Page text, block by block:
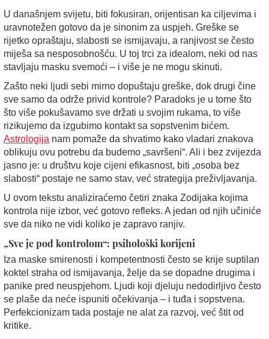
U današnjem svijetu, biti fokusiran, orijentisan ka ciljevima i
uravnotežen gotovo da je sinonim za uspjeh. Greške se
rijetko opraštaju, slabosti se ismijavaju, a ranjivost se često
miješa sa nesposobnošću. U toj trci za idealom, neki od nas
stavljaju masku svemoći – i više je ne mogu skinuti.
Zašto neki ljudi sebi mirno dopuštaju greške, dok drugi čine
sve samo da održe privid kontrole? Paradoks je u tome što
što više pokušavamo sve držati u svojim rukama, to više
rizikujemo da izgubimo kontakt sa sopstvenim bićem.
Astrologija nam pomaže da shvatimo kako vladari znakova
oblikuju ovu potrebu da budemo „savršeni“. Ali i bez zvijezda
jasno je: u društvu koje cijeni efikasnost, biti „osoba bez
slabosti“ postaje ne samo stav, već strategija preživljavanja.
U ovom tekstu analiziraćemo četiri znaka Zodijaka kojima
kontrola nije izbor, već gotovo refleks. A jedan od njih učiniće
sve da niko ne vidi koliko je zapravo ranjiv.
„Sve je pod kontrolom“: psihološki korijeni
Iza maske smirenosti i kompetentnosti često se krije suptilan
koktel straha od ismijavanja, želje da se dopadne drugima i
panike pred neuspjehom. Ljudi koji djeluju nedodirljivo često
se plaše da neće ispuniti očekivanja – i tuđa i sopstvena.
Perfekcionizam tada postaje ne alat za razvoj, već štit od
kritike.